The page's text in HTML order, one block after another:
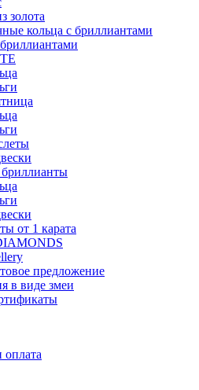
золота
кольца с бриллиантами
от 1 карата
предложение
в виде змеи
оплата